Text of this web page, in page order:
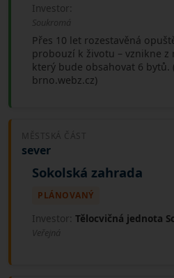
Investor:
Soukromá
Přes 10 let rozestavěná
probouzí k životu – vznikne z
který bude obsahovat 6 bytů.
brno.webz.cz)
MĚSTSKÁ ČÁST
sever
Sokolská zahrada
PLÁNOVANÝ
Investor: Tělocvičná jednota
Veřejná